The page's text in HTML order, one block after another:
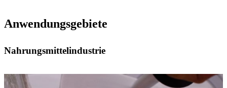
Anwendungsgebiete
Nahrungsmittelindustrie